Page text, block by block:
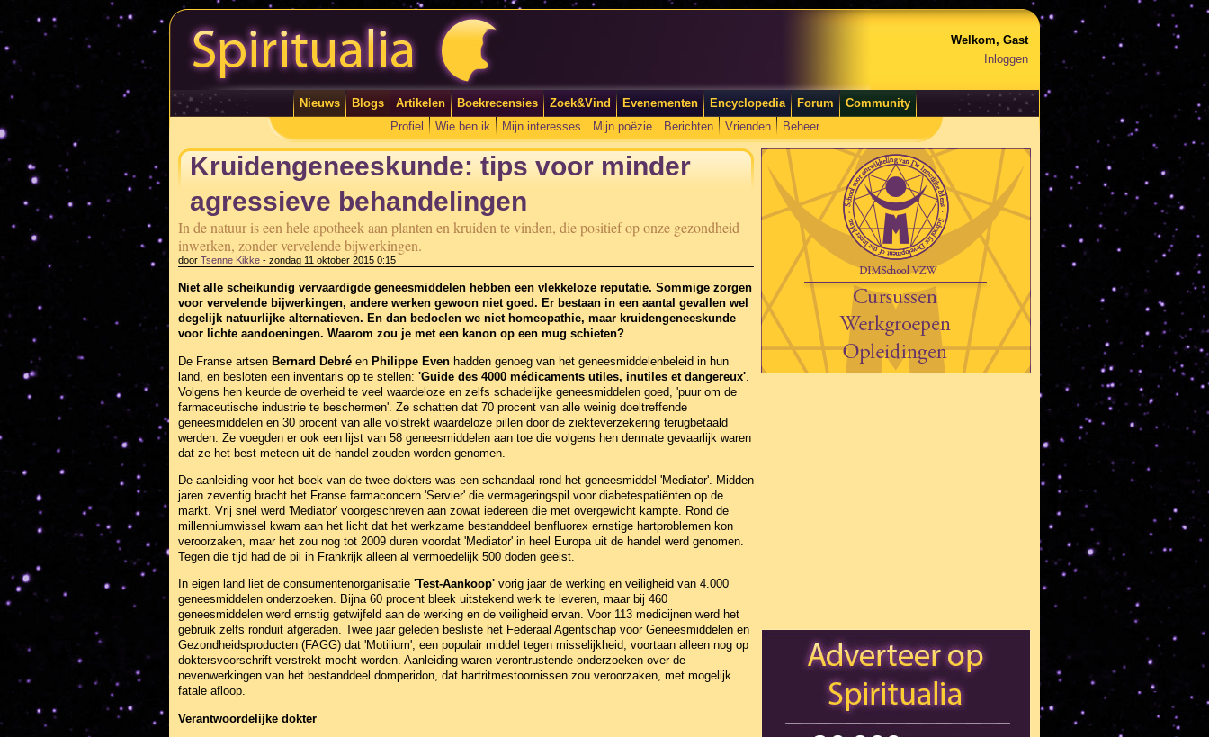
Welkom, Gast
Inloggen
Nieuws Blogs Artikelen Boekrecensies Zoek&Vind Evenementen Encyclopedia Forum
Community
Profiel
Wie ben ik Mijn interesses Mijn poëzie Berichten Vrienden Beheer
Kruidengeneeskunde: tips voor minder
agressieve behandelingen
In de natuur is een hele apotheek aan planten en kruiden te vinden, die positief op onze gezondheid
inwerken, zonder vervelende bijwerkingen.
door Tsenne Kikke - zondag 11 oktober 2015 0:15
Niet alle scheikundig vervaardigde geneesmiddelen hebben een vlekkeloze reputatie. Sommige zorgen
voor vervelende bijwerkingen, andere werken gewoon niet goed. Er bestaan in een aantal gevallen wel
degelijk natuurlijke alternatieven. En dan bedoelen we niet homeopathie, maar kruidengeneeskunde
voor lichte aandoeningen. Waarom zou je met een kanon op een mug schieten?
De Franse artsen Bernard Debré en Philippe Even hadden genoeg van het geneesmiddelenbeleid in hun
land, en besloten een inventaris op te stellen: 'Guide des 4000 médicaments utiles, inutiles et dangereux'
Volgens hen keurde de overheid te veel waardeloze en zelfs schadelijke geneesmiddelen goed, 'puur om de
farmaceutische industrie te beschermen'. Ze schatten dat 70 procent van alle weinig doeltreffende
geneesmiddelen en 30 procent van alle volstrekt waardeloze pillen door de ziekteverzekering terugbetaald
werden. Ze voegden er ook een lijst van 58 geneesmiddelen aan toe die volgens hen dermate gevaarlijk waren
dat ze het best meteen uit de handel zouden worden genomen.
De aanleiding voor het boek van de twee dokters was een schandaal rond het geneesmiddel 'Mediator'. Midden
jaren zeventig bracht het Franse farmaconcern 'Servier' die vermageringspil voor diabetespatiënten op de
markt. Vrij snel werd 'Mediator' voorgeschreven aan zowat iedereen die met overgewicht kampte. Rond de
millenniumwissel kwam aan het licht dat het werkzame bestanddeel benfluorex ernstige hartproblemen kon
veroorzaken, maar het zou nog tot 2009 duren voordat 'Mediator' in heel Europa uit de handel werd genomen.
Tegen die tijd had de pil in Frankrijk alleen al vermoedelijk 500 doden geëist.
In eigen land liet de consumentenorganisatie 'Test-Aankoop' vorig jaar de werking en veiligheid van 4.000
geneesmiddelen onderzoeken. Bijna 60 procent bleek uitstekend werk te leveren, maar bij 460
geneesmiddelen werd ernstig getwijfeld aan de werking en de veiligheid ervan. Voor 113 medicijnen werd het
gebruik zelfs ronduit afgeraden. Twee jaar geleden besliste het Federaal Agentschap voor Geneesmiddelen en
Gezondheidsproducten (FAGG) dat 'Motilium', een populair middel tegen misselijkheid, voortaan alleen nog op
doktersvoorschrift verstrekt mocht worden. Aanleiding waren verontrustende onderzoeken over de
nevenwerkingen van het bestanddeel domperidon, dat hartritmestoornissen zou veroorzaken, met mogelijk
fatale afloop.
Verantwoordelijke dokter